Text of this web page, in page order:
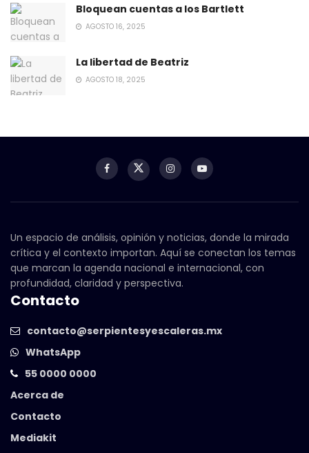
Bloquean cuentas a los Bartlett
AGOSTO 16, 2025
La libertad de Beatriz
AGOSTO 18, 2025
Un espacio de análisis, opinión y noticias, donde la mirada
crítica y el contexto importan. Aquí se conectan los temas
que marcan la agenda nacional e internacional, con
profundidad, claridad y perspectiva.
Contacto
contacto@serpientesyescaleras.mx
WhatsApp
55 0000 0000
Acerca de
Contacto
Mediakit